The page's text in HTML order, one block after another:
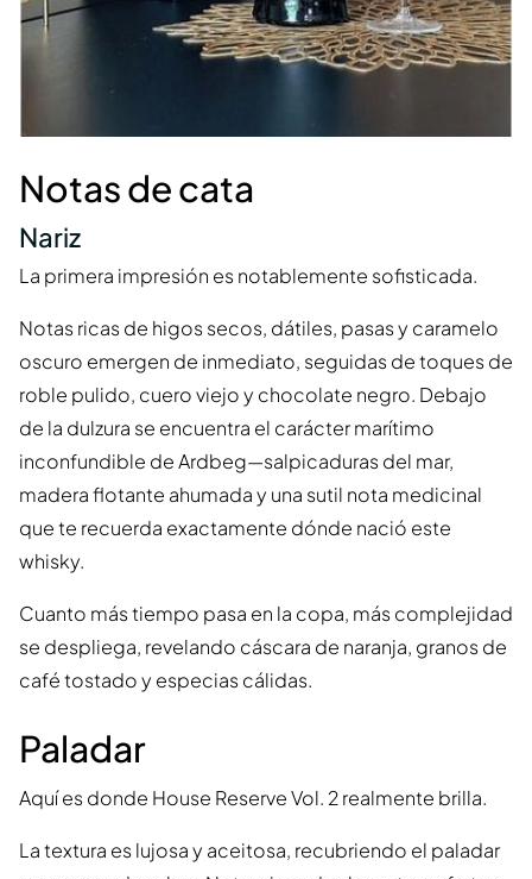
Notas de cata
Nariz
La primera impresión es notablemente sofisticada.
Notas ricas de higos secos, dátiles, pasas y caramelo
oscuro emergen de inmediato, seguidas de toques de
roble pulido, cuero viejo y chocolate negro. Debajo
de la dulzura se encuentra el carácter marítimo
inconfundible de Ardbeg—salpicaduras del mar,
madera flotante ahumada y una sutil nota medicinal
que te recuerda exactamente dónde nació este
whisky.
Cuanto más tiempo pasa en la copa, más complejidad
se despliega, revelando cáscara de naranja, granos de
café tostado y especias cálidas.
Paladar
Aquí es donde House Reserve Vol. 2 realmente brilla.
La textura es lujosa y aceitosa, recubriendo el paladar